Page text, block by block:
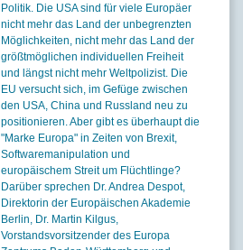
Politik. Die USA sind für viele Europäer
nicht mehr das Land der unbegrenzten
Möglichkeiten, nicht mehr das Land der
größtmöglichen individuellen Freiheit
und längst nicht mehr Weltpolizist. Die
EU versucht sich, im Gefüge zwischen
den USA, China und Russland neu zu
positionieren. Aber gibt es überhaupt die
"Marke Europa" in Zeiten von Brexit,
Softwaremanipulation und
europäischem Streit um Flüchtlinge?
Darüber sprechen Dr. Andrea Despot,
Direktorin der Europäischen Akademie
Berlin, Dr. Martin Kilgus,
Vorstandsvorsitzender des Europa